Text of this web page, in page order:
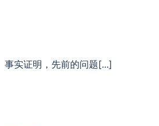
实证明，先前的问题[...]